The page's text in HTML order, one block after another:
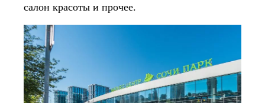
салон красоты и прочее.